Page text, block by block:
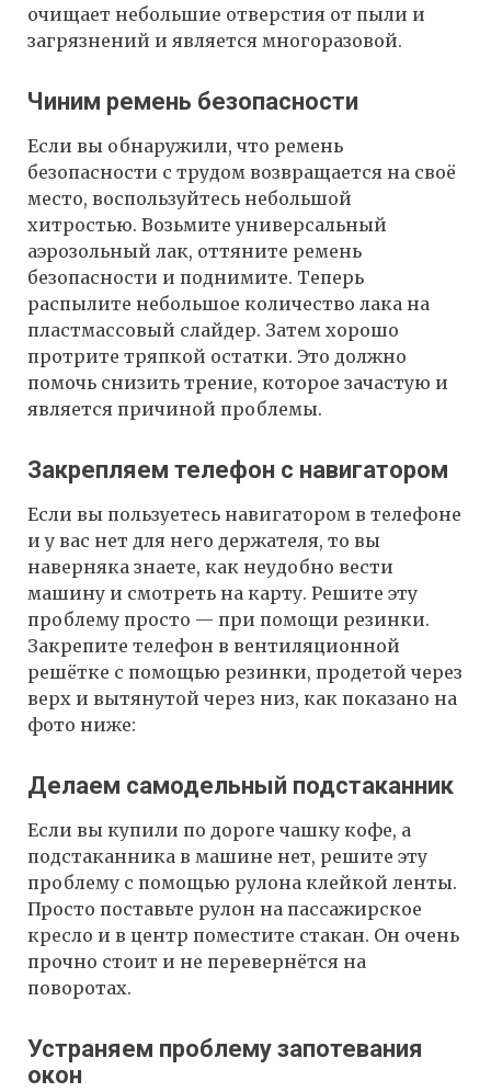
очищает небольшие отверстия от пыли и
загрязнений и является многоразовой.
Чиним ремень безопасности
Если вы обнаружили, что ремень
безопасности с трудом возвращается на своё
место, воспользуйтесь небольшой
хитростью. Возьмите универсальный
аэрозольный лак, оттяните ремень
безопасности и поднимите. Теперь
распылите небольшое количество лака на
пластмассовый слайдер. Затем хорошо
протрите тряпкой остатки. Это должно
помочь снизить трение, которое зачастую и
является причиной проблемы.
Закрепляем телефон с навигатором
Если вы пользуетесь навигатором в телефоне
и у вас нет для него держателя, то вы
наверняка знаете, как неудобно вести
машину и смотреть на карту. Решите эту
проблему просто — при помощи резинки.
Закрепите телефон в вентиляционной
решётке с помощью резинки, продетой через
верх и вытянутой через низ, как показано на
фото ниже:
Делаем самодельный подстаканник
Если вы купили по дороге чашку кофе, а
подстаканника в машине нет, решите эту
проблему с помощью рулона клейкой ленты.
Просто поставьте рулон на пассажирское
кресло и в центр поместите стакан. Он очень
прочно стоит и не перевернётся на
поворотах.
Устраняем проблему запотевания
окон